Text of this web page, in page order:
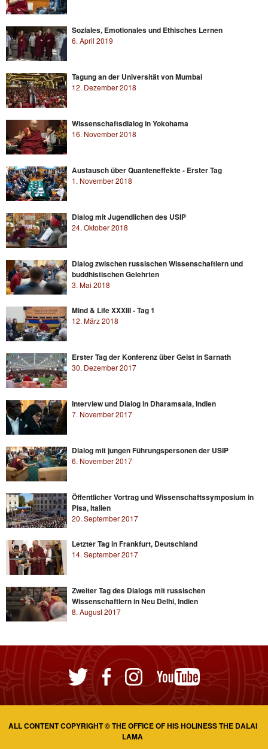
Soziales, Emotionales und Ethisches Lernen
6. April 2019
Tagung an der Universität von Mumbai
12. Dezember 2018
Wissenschaftsdialog in Yokohama
16. November 2018
Austausch über Quanteneffekte - Erster Tag
1. November 2018
Dialog mit Jugendlichen des USIP
24. Oktober 2018
Dialog zwischen russischen Wissenschaftlern und
buddhistischen Gelehrten
3. Mai 2018
Mind & Life XXXIII - Tag 1
12. März 2018
Erster Tag der Konferenz über Geist in Sarnath
30. Dezember 2017
Interview und Dialog in Dharamsala, Indien
7. November 2017
Dialog mit jungen Führungspersonen der USIP
6. November 2017
Öffentlicher Vortrag und Wissenschaftssymposium in
Pisa, Italien
20. September 2017
Letzter Tag in Frankfurt, Deutschland
14. September 2017
Zweiter Tag des Dialogs mit russischen
Wissenschaftlern in Neu Delhi, Indien
8. August 2017
ALL CONTENT COPYRIGHT © THE OFFICE OF HIS HOLINESS THE DALAI
LAMA